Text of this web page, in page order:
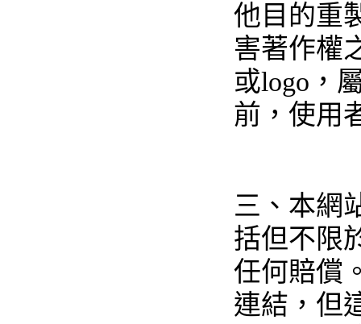
他目的重
害著作權
或logo，
前，使用
三、本網
括但不限
任何賠償
連結，但